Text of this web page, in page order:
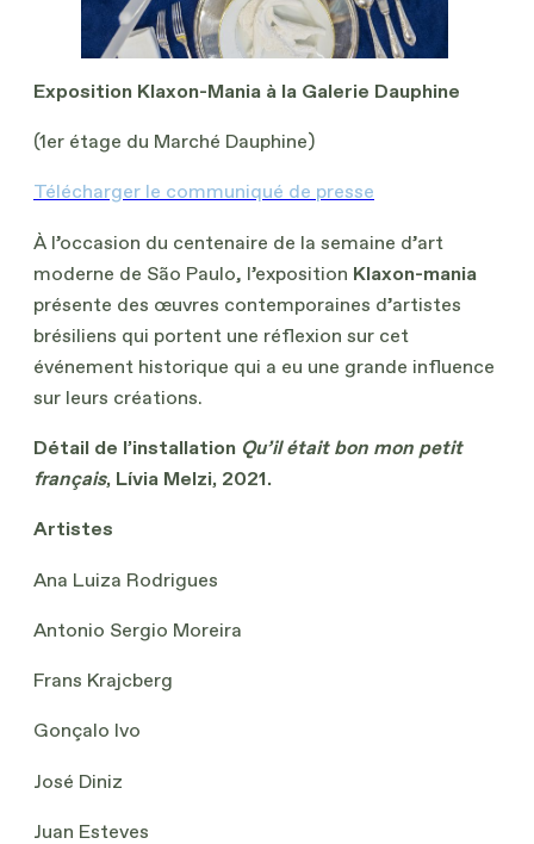
Exposition Klaxon-Mania à la Galerie Dauphine
(1er étage du Marché Dauphine)
Télécharger le communiqué de presse
À l’occasion du centenaire de la semaine d’art
moderne de São Paulo, l’exposition Klaxon-mania
présente des œuvres contemporaines d’artistes
brésiliens qui portent une réflexion sur cet
événement historique qui a eu une grande influence
sur leurs créations.
Détail de l’installation Qu’il était bon mon petit
français, Lívia Melzi, 2021.
Artistes
Ana Luiza Rodrigues
Antonio Sergio Moreira
Frans Krajcberg
Gonçalo Ivo
José Diniz
Juan Esteves